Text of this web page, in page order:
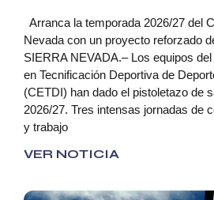
Arranca la temporada 2026/27 del
Nevada con un proyecto reforzado
SIERRA NEVADA.– Los equipos
en Tecnificación Deportiva de
(CETDI) han dado el pistoletazo de
2026/27. Tres intensas jornadas de
y trabajo
VER NOTICIA